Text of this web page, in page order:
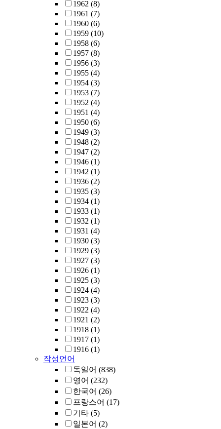
1962 (8)
1961 (7)
1960 (6)
1959 (10)
1958 (6)
1957 (8)
1956 (3)
1955 (4)
1954 (3)
1953 (7)
1952 (4)
1951 (4)
1950 (6)
1949 (3)
1948 (2)
1947 (2)
1946 (1)
1942 (1)
1936 (2)
1935 (3)
1934 (1)
1933 (1)
1932 (1)
1931 (4)
1930 (3)
1929 (3)
1927 (3)
1926 (1)
1925 (3)
1924 (4)
1923 (3)
1922 (4)
1921 (2)
1918 (1)
1917 (1)
1916 (1)
작성언어
독일어 (838)
영어 (232)
한국어 (26)
프랑스어 (17)
기타 (5)
일본어 (2)